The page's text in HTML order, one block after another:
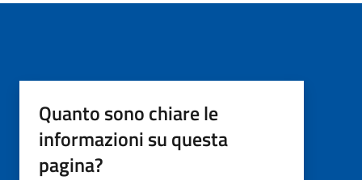
Quanto sono chiare le
informazioni su questa
pagina?